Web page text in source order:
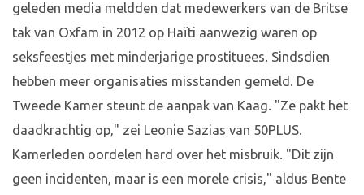
geleden media meldden dat medewerkers van de Britse
tak van Oxfam in 2012 op Haïti aanwezig waren op
seksfeestjes met minderjarige prostituees. Sindsdien
hebben meer organisaties misstanden gemeld. De
Tweede Kamer steunt de aanpak van Kaag. "Ze pakt het
daadkrachtig op," zei Leonie Sazias van 50PLUS.
Kamerleden oordelen hard over het misbruik. "Dit zijn
geen incidenten, maar is een morele crisis," aldus Bente